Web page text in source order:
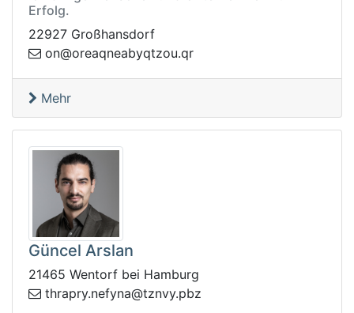
Erfolg.
22927 Großhansdorf
rq.uoztqyba
enqaero@no
Mehr
Güncel Arslan
21465 Wentorf bei Hamburg
zbp.yvnzt@any
fen.yrparht